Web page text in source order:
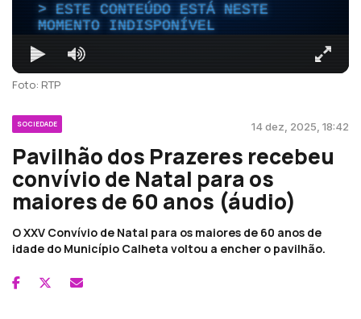
ESTE CONTEÚDO ESTÁ NESTE
MOMENTO INDISPONÍVEL
Foto: RTP
SOCIEDADE 14 dez, 2025, 18:42
Pavilhão dos Prazeres recebeu
convívio de Natal para os
maiores de 60 anos (áudio)
O XXV Convívio de Natal para os maiores de 60 anos de
idade do Município Calheta voltou a encher o pavilhão.